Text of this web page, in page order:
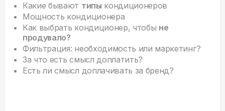
Какие бывают типы кондиционеров
Мощность кондиционера
Как выбрать кондиционер, чтобы не
продувало?
Фильтрация: необходимость или маркетинг?
За что есть смысл доплатить?
Есть ли смысл доплачивать за бренд?